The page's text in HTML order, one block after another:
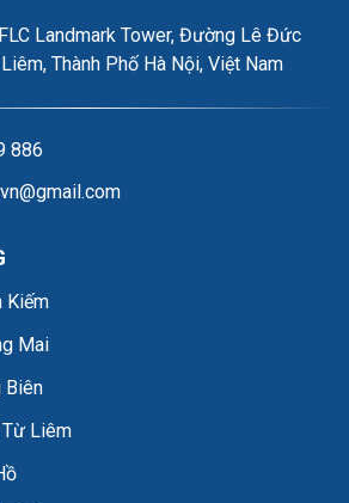
Landmark Tower, Đường Lê Đức
Thành Phố Hà Nội, Việt Nam
886
Kiếm
Mai
Biên
Từ Liêm